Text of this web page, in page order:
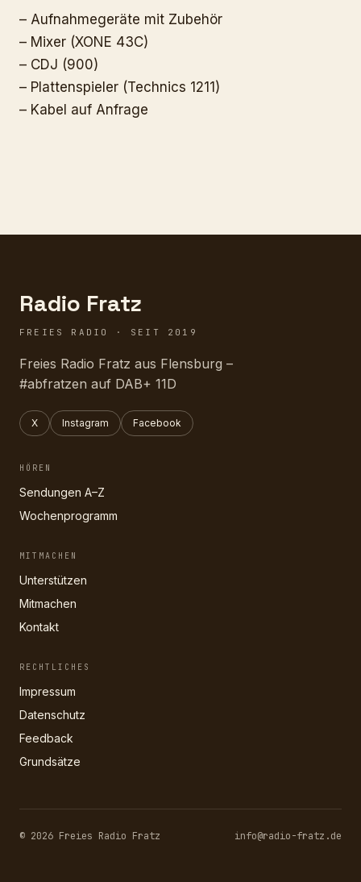
– Aufnahmegeräte mit Zubehör
– Mixer (XONE 43C)
– CDJ (900)
– Plattenspieler (Technics 1211)
– Kabel auf Anfrage
Radio Fratz
FREIES RADIO · SEIT 2019
Freies Radio Fratz aus Flensburg –
#abfratzen auf DAB+ 11D
X Instagram Facebook
HÖREN
Sendungen A–Z
Wochenprogramm
MITMACHEN
Unterstützen
Mitmachen
Kontakt
RECHTLICHES
Impressum
Datenschutz
Feedback
Grundsätze
© 2026 Freies Radio Fratz info@radio-fratz.de